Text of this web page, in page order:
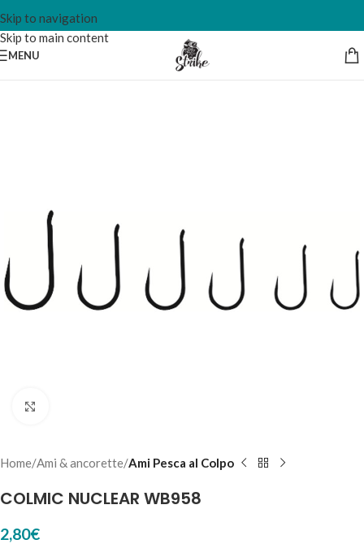
Skip to navigation
Skip to main content
MENU
Home Ami & ancorette Ami Pesca al Colpo
COLMIC NUCLEAR WB958
2,80€